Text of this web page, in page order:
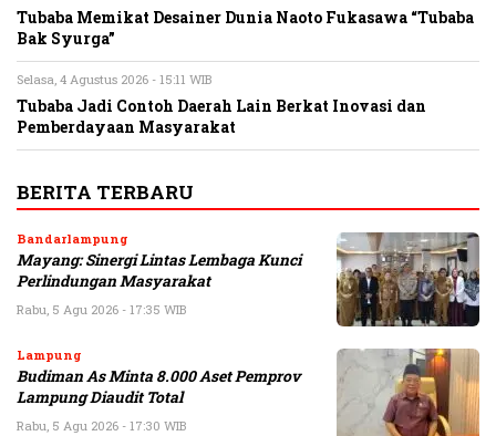
Tubaba Memikat Desainer Dunia Naoto Fukasawa “Tubaba
Bak Syurga”
Selasa, 4 Agustus 2026 - 15:11 WIB
Tubaba Jadi Contoh Daerah Lain Berkat Inovasi dan
Pemberdayaan Masyarakat
BERITA TERBARU
Bandarlampung
Mayang: Sinergi Lintas Lembaga Kunci
Perlindungan Masyarakat
Rabu, 5 Agu 2026 - 17:35 WIB
Lampung
Budiman As Minta 8.000 Aset Pemprov
Lampung Diaudit Total
Rabu, 5 Agu 2026 - 17:30 WIB